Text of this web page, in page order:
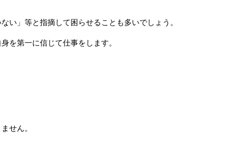
い」等と指摘して困らせることも多いでしょう。
を第一に信じて仕事をします。
せん。